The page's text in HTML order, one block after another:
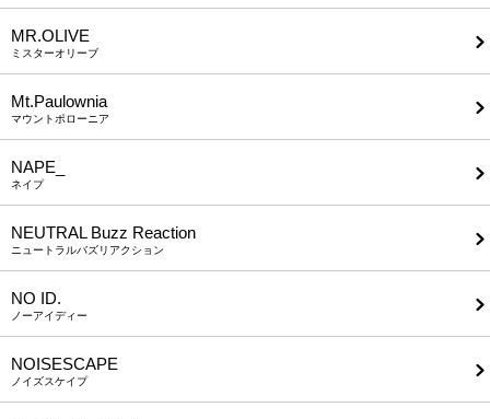
MR.OLIVE
ミスターオリーブ
Mt.Paulownia
マウントポローニア
NAPE_
ネイプ
NEUTRAL Buzz Reaction
ニュートラルバズリアクション
NO ID.
ノーアイディー
NOISESCAPE
ノイズスケイプ